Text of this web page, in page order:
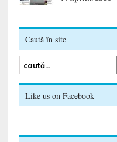
Caută în site
Like us on Facebook